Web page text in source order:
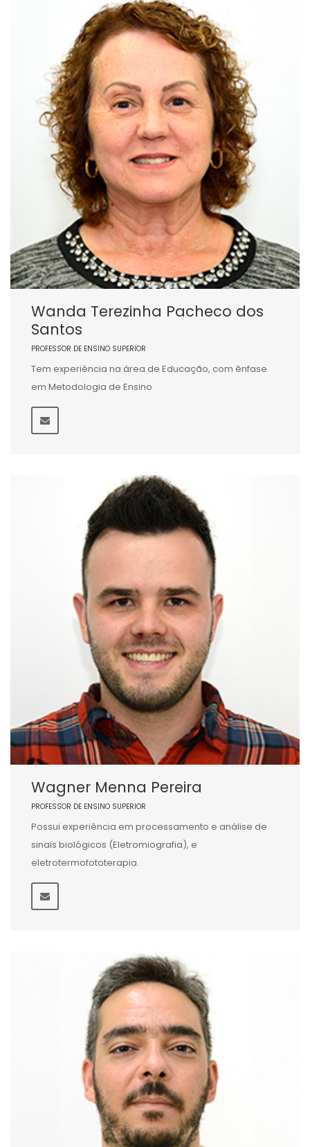
Wanda Terezinha Pacheco dos
Santos
PROFESSOR DE ENSINO SUPERIOR
Tem experiência na área de Educação, com ênfase
em Metodologia de Ensino
Wagner Menna Pereira
PROFESSOR DE ENSINO SUPERIOR
Possui experiência em processamento e análise de
sinais biológicos (Eletromiografia), e
eletrotermofototerapia.